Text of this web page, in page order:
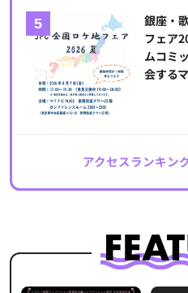
銀座・
フェア
ムコミ
会する
アクセスランキン